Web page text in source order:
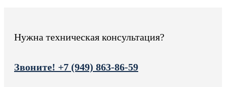
Нужна техническая консультация?
Звоните! +7 (949) 863-86-59